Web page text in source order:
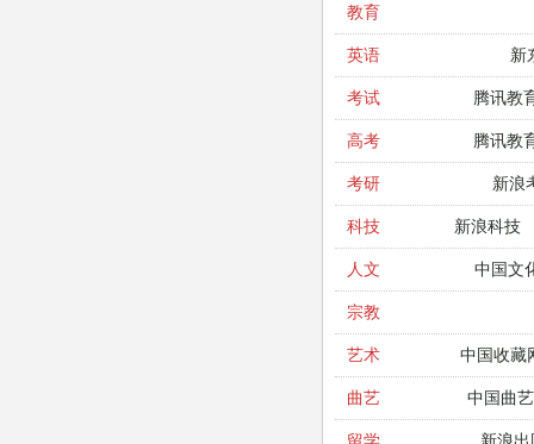
教育
英语 新
考试 腾讯教
高考 腾讯教
考研 新浪
科技 新浪科技
人文 中国文
宗教
艺术 中国收藏
曲艺 中国曲
留学 新浪